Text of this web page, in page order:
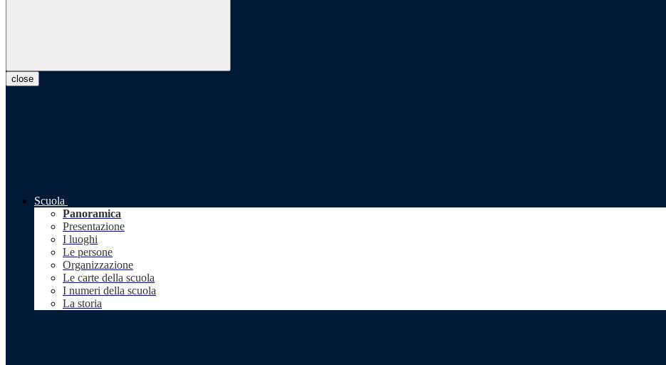
close
Scuola
Panoramica
Presentazione
I luoghi
Le persone
Organizzazione
Le carte della scuola
I numeri della scuola
La storia